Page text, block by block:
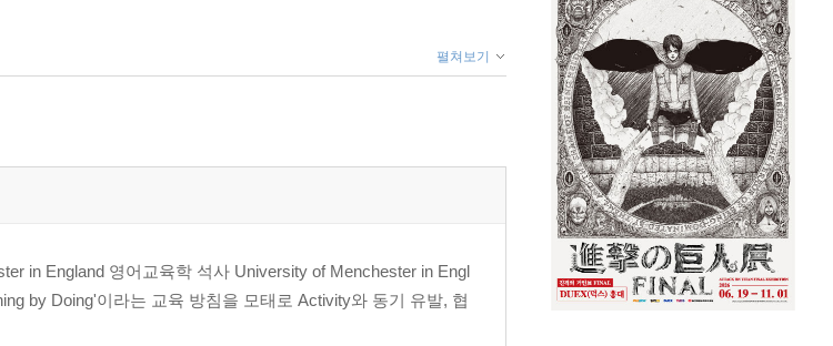
펼쳐보기
in England 영어교육학 석사 University of Menchester in Engl
by Doing'이라는 교육 방침을 모태로 Activity와 동기 유발, 협